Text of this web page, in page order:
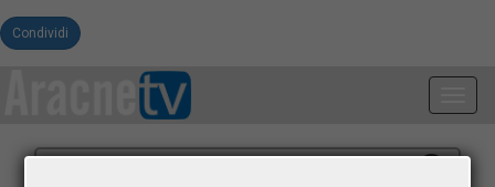
Condividi